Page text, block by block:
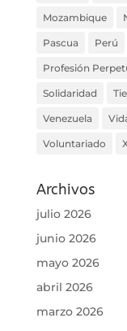
Mozambique
Pascua Perú
Profesión
Solidaridad
Venezuela
Voluntariado
Archivos
julio 2026
junio 2026
mayo 2026
abril 2026
marzo 2026